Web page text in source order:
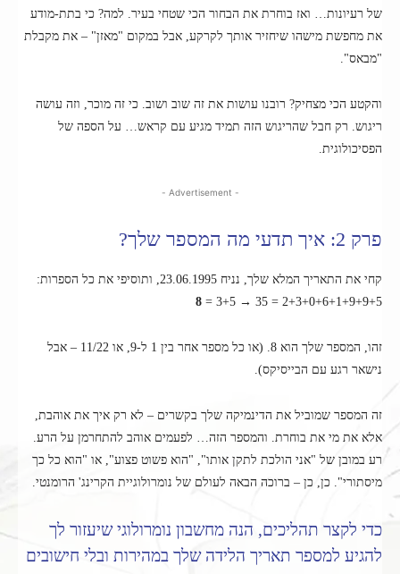
של רעיונות… ואז בוחרת את הבחור הכי שטחי בעיר. למה? כי בתת-מודע
את מחפשת מישהו שיחזיר אותך לקרקע, אבל במקום "מאזן" – את מקבלת
"מבאס".
והקטע הכי מצחיק? רובנו עושות את זה שוב ושוב. כי זה מוכר, וזה עושה
ריגוש. רק חבל שהריגוש הזה תמיד מגיע עם קראש… על הספה של
הפסיכולוגית.
- Advertisement -
פרק 2: איך תדעי מה המספר שלך?
קחי את התאריך המלא שלך, נניח 23.06.1995, ותוסיפי את כל הספרות:
2+3+0+6+1+9+9+5 = 35 → 3+5 =
8
זהו, המספר שלך הוא 8. (או כל מספר אחר בין 1 ל-9, או 11/22 – אבל
נישאר רגע עם הבייסיקס).
זה המספר שמוביל את הדינמיקה שלך בקשרים – לא רק איך את אוהבת,
אלא את מי את בוחרת. והמספר הזה… לפעמים אוהב להתחרמן על הרע.
רע במובן של "אני הולכת לתקן אותו", "הוא פשוט פצוע", או "הוא כל כך
מיסתורי". כן, כן – ברוכה הבאה לעולם של נומרולוגיית הקרינג' הרומנטי.
כדי לקצר תהליכים, הנה מחשבון נומרולוגי שיעזור לך
להגיע למספר תאריך הלידה שלך במהירות ובלי חישובים